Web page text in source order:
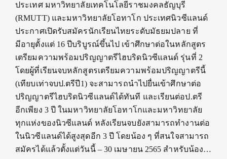
ประเทศ มหาวิทยาลัยเทคโนโลยีราชมงคลธัญบุรี
(RMUTT) และมหาวิทยาลัยโอทาโก ประเทศนิวซีแลนด์
ประกาศเปิดรับสมัครนักเรียนไทยระดับมัธยมปลาย ที่
มีอายุตั้งแต่ 16 ปีบริบูรณ์ขึ้นไป เข้าศึกษาต่อในหลักสูตร
เตรียมความพร้อมปริญญาตรีไฮบริดนิวซีแลนด์ รุ่นที่ 2
โดยผู้ที่เรียนจบหลักสูตรเตรียมความพร้อมปริญญาตรีนี้
(เทียบเท่าจบป.ตรีปี1) จะสามารถนำไปยื่นเข้าศึกษาต่อ
ปริญญาตรีไฮบริดนิวซีแลนด์ได้ทันที และเรียนต่อป.ตรี
อีกเพียง 3 ปี ในมหาวิทยาลัยโอทาโกและมหาวิทยาลัย
ทุกแห่งของนิวซีแลนด์ หลังเรียนจบยังสามารถทำงานต่อ
ในนิวซีแลนด์ได้สูงสุดอีก 3 ปี โดยน้อง ๆ ที่สนใจสามารถ
สมัครได้แล้วตั้งแต่วันนี้ – 30 เมษายน 2565 สำหรับน้อง…